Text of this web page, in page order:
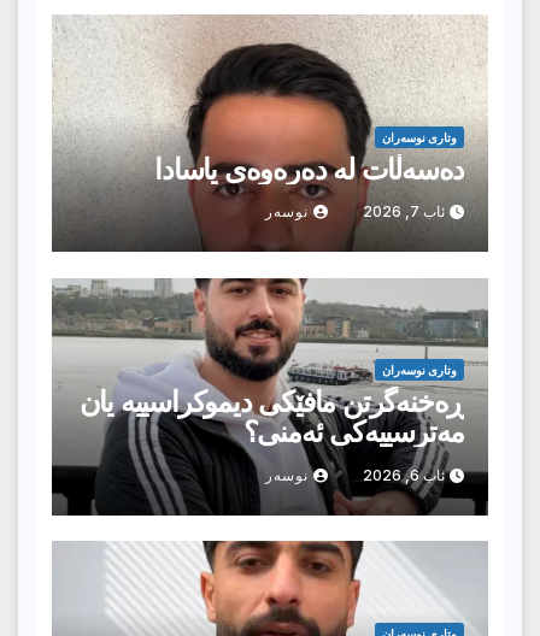
وتارى نوسەران
دەسەڵات لە دەرەوەی یاسادا
ئاب 7, 2026 نوسەر
وتارى نوسەران
ڕەخنەگرتن مافێکی دیموکراسییە یان
مەترسییەکی ئەمنی؟
ئاب 6, 2026 نوسەر